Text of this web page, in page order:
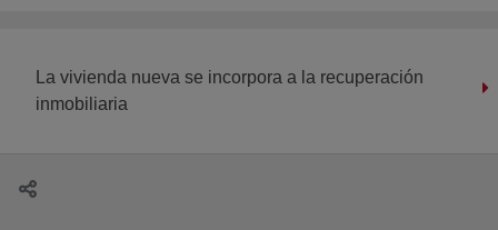
La vivienda nueva se incorpora a la recuperación
inmobiliaria